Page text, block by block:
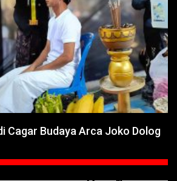
Cagar Budaya Arca Joko Dolog